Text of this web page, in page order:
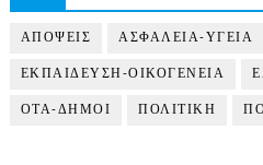
ΑΠΟΨΕΙΣ ΑΣΦΑΛΕΙΑ-ΥΓΕΙΑ
ΕΚΠΑΙΔΕΥΣΗ-ΟΙΚΟΓΕΝΕΙΑ
ΟΤΑ-ΔΗΜΟΙ ΠΟΛΙΤΙΚΗ